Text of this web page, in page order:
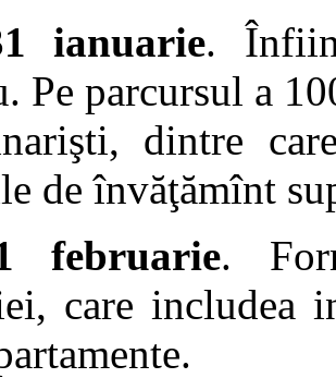
ianuarie.
Pe parcursul a
dintre
de învăţămînt
februarie.
care includea